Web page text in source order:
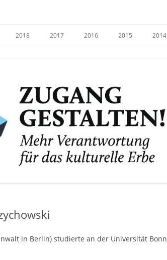
2018 2017 2016 2015 2014
in Berlin) studierte an der Universität Bonn